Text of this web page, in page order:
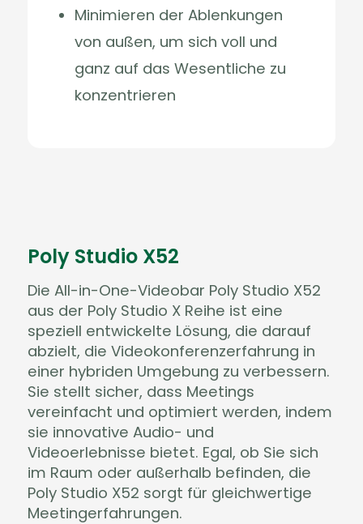
Minimieren der Ablenkungen
von außen, um sich voll und
ganz auf das Wesentliche zu
konzentrieren
Poly Studio X52
Die All-in-One-Videobar Poly Studio X52
aus der Poly Studio X Reihe ist eine
speziell entwickelte Lösung, die darauf
abzielt, die Videokonferenzerfahrung in
einer hybriden Umgebung zu verbessern.
Sie stellt sicher, dass Meetings
vereinfacht und optimiert werden, indem
sie innovative Audio- und
Videoerlebnisse bietet. Egal, ob Sie sich
im Raum oder außerhalb befinden, die
Poly Studio X52 sorgt für gleichwertige
Meetingerfahrungen.